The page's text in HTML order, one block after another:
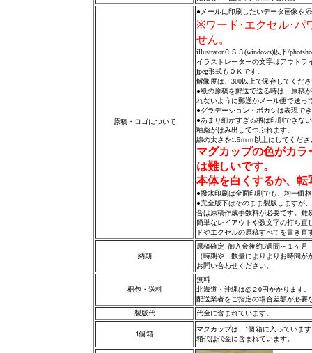
原稿・ロゴについて
●メールに印刷したいデータ画像を
※ワード･エクセル･パ
せん。
illustratorＣＳ３(windows)以下/
イラストレーターの文字はアウトラ
jpeg形式もＯＫです。
解像度は、300以上で保存してくだ
●紙の原稿を郵送で送る時は、原稿
れないように郵送かメール便で送っ
●グラデーション・ボカシは表現で
●あまり細かすぎる柄は印刷できな
釉薬がはみ出してつぶれます。
線の太さを1.5ｍｍ以上にしてくださ
マグカップの色がカ
は難しいです。
本体を白くするか、
●撥水印刷は全面印刷でも、均一価
●完全版下はそのまま製版しますが
合は原稿作成手数料が必要です。難
簡単なレイアウトや数文字の打ち直
ドやエクセルの原稿すべてを書き
納期
原稿確定･御入金後約3週間～１ヶ月
（時期や、数量によりよりお時間
お問い合わせください。
梱包・送料
無料
北海道・沖縄は@２0円かかります。
配送業者をご指定の場合差額が必要
製版代
代金に含まれています。
1個箱
マグカップは、1個箱に入っていま
箱代は代金に含まれています。